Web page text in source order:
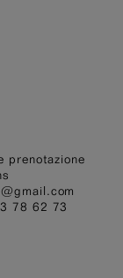
prenotazione
78 62 73